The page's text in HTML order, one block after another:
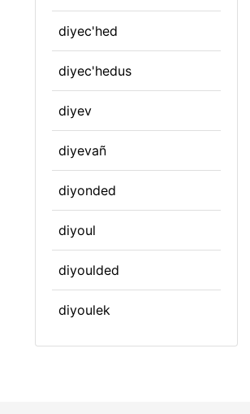
diyec'hed
diyec'hedus
diyev
diyevañ
diyonded
diyoul
diyoulded
diyoulek